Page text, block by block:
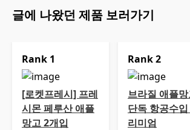
글에 나왔던 제품 보러가기
Rank 1
[로켓프레시] 프레
시몬 페루산 애플
망고 2개입
Rank2
브라질 애플
단독 항공수
리미엄